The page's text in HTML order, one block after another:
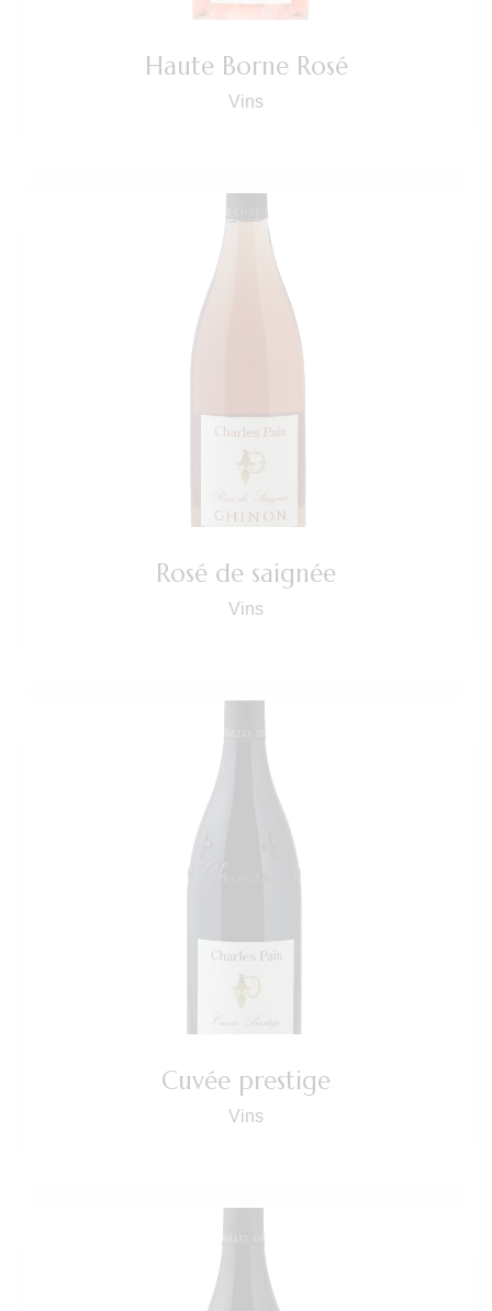
Haute Borne Rosé
Vins
Rosé de saignée
Vins
Cuvée prestige
Vins